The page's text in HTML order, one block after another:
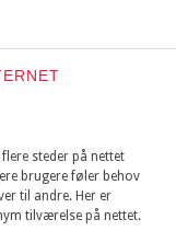
steder på nettet
brugere føler behov
til andre. Her er
tilværelse på nettet.